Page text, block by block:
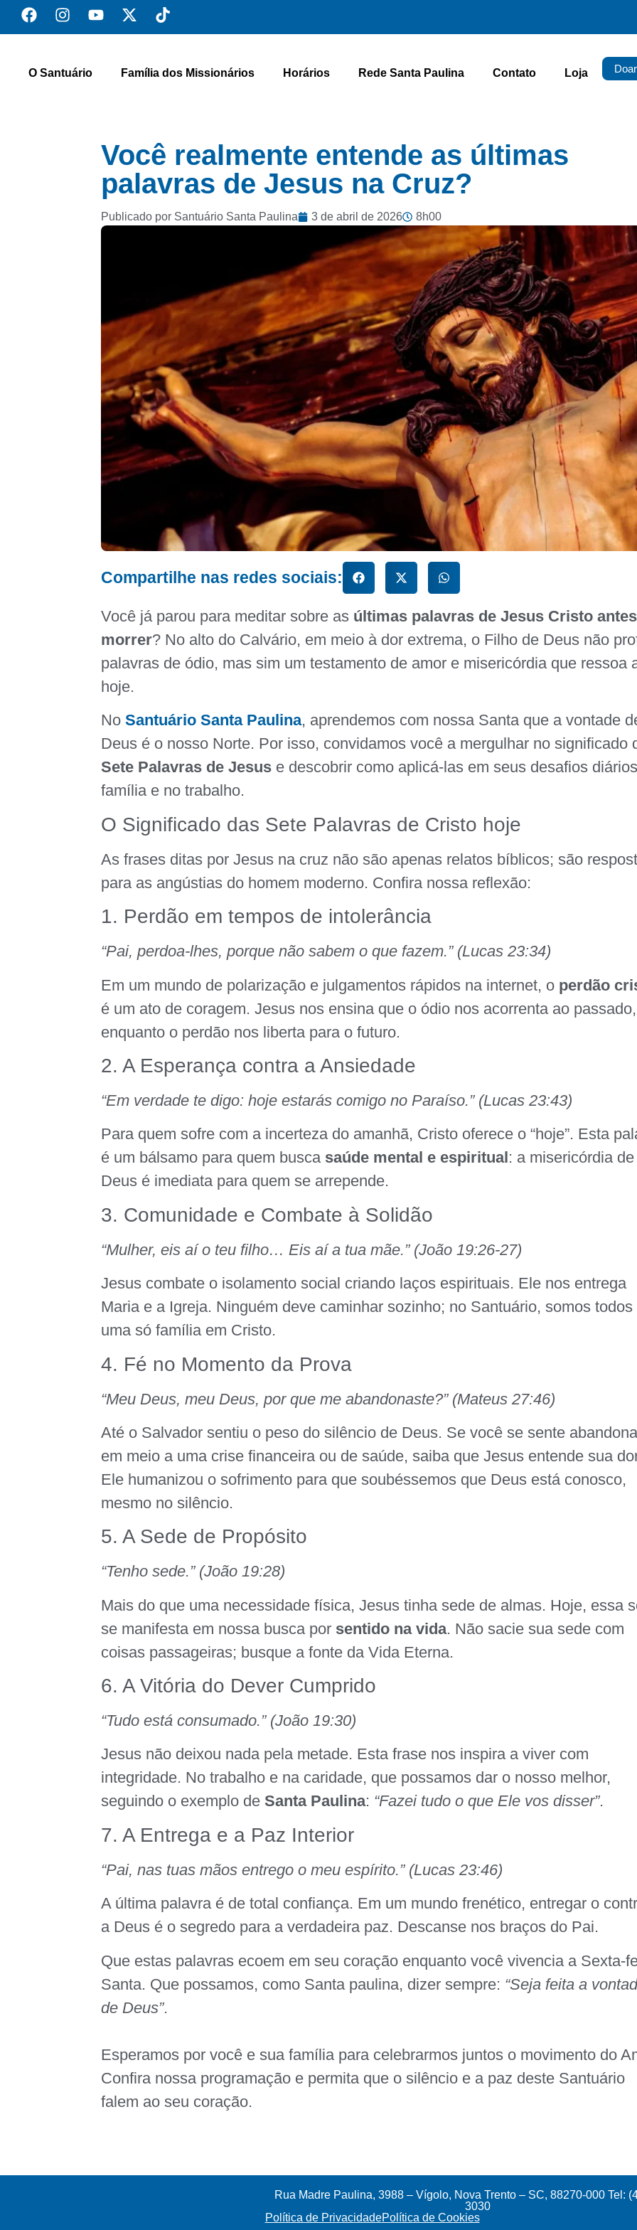
O Santuário Família dos Missionários Horários Rede Santa Paulina Contato Loja Doar
Você realmente entende as últimas
palavras de Jesus na Cruz?
Publicado por Santuário Santa Paulina 3 de abril de 2026 8h00
Compartilhe nas redes sociais:
Você já parou para meditar sobre as últimas palavras de Jesus Cristo
morrer? No alto do Calvário, em meio à dor extrema, o Filho de Deus não
palavras de ódio, mas sim um testamento de amor e misericórdia que ressoa
hoje.
NoSantuário Santa Paulina, aprendemos com nossa Santa que a vontade
Deus é o nosso Norte. Por isso, convidamos você a mergulhar no significado
Sete Palavras de Jesus e descobrir como aplicá-las em seus desafios
família e no trabalho.
O Significado das Sete Palavras de Cristo hoje
As frases ditas por Jesus na cruz não são apenas relatos bíblicos; são
para as angústias do homem moderno. Confira nossa reflexão:
1. Perdão em tempos de intolerância
“Pai, perdoa-lhes, porque não sabem o que fazem.” (Lucas 23:34)
Em um mundo de polarização e julgamentos rápidos na internet, o perdão
é um ato de coragem. Jesus nos ensina que o ódio nos acorrenta ao passado,
enquanto o perdão nos liberta para o futuro.
2. A Esperança contra a Ansiedade
“Em verdade te digo: hoje estarás comigo no Paraíso.” (Lucas 23:43)
Para quem sofre com a incerteza do amanhã, Cristo oferece o “hoje”. Esta
é um bálsamo para quem busca saúde mental e espiritual : a misericórdia de
Deus é imediata para quem se arrepende.
3. Comunidade e Combate à Solidão
“Mulher, eis aí o teu filho… Eis aí a tua mãe.” (João 19:26-27)
Jesus combate o isolamento social criando laços espirituais. Ele nos entrega
Maria e a Igreja. Ninguém deve caminhar sozinho; no Santuário, somos todos
uma só família em Cristo.
4. Fé no Momento da Prova
“Meu Deus, meu Deus, por que me abandonaste?” (Mateus 27:46)
Até o Salvador sentiu o peso do silêncio de Deus. Se você se sente
em meio a uma crise financeira ou de saúde, saiba que Jesus entende sua
Ele humanizou o sofrimento para que soubéssemos que Deus está conosco,
mesmo no silêncio.
5. A Sede de Propósito
“Tenho sede.” (João 19:28)
Mais do que uma necessidade física, Jesus tinha sede de almas. Hoje, essa
se manifesta em nossa busca por sentido na vida. Não sacie sua sede com
coisas passageiras; busque a fonte da Vida Eterna.
6. A Vitória do Dever Cumprido
“Tudo está consumado.” (João 19:30)
Jesus não deixou nada pela metade. Esta frase nos inspira a viver com
integridade. No trabalho e na caridade, que possamos dar o nosso melhor,
seguindo o exemplo deSanta Paulina: “Fazei tudo o que Ele vos disser”.
7. A Entrega e a Paz Interior
“Pai, nas tuas mãos entrego o meu espírito.” (Lucas 23:46)
A última palavra é de total confiança. Em um mundo frenético, entregar o
a Deus é o segredo para a verdadeira paz. Descanse nos braços do Pai.
Que estas palavras ecoem em seu coração enquanto você vivencia a Sexta-
Santa. Que possamos, como Santa paulina, dizer sempre: “Seja feita a
de Deus”.
Esperamos por você e sua família para celebrarmos juntos o movimento do
Confira nossa programação e permita que o silêncio e a paz deste Santuário
falem ao seu coração.
Rua Madre Paulina, 3988 – Vígolo, Nova Trento – SC, 88270-000 Tel:
3030
Política de PrivacidadePolítica de Cookies